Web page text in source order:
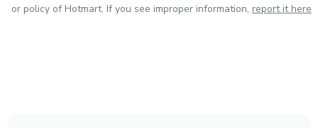
Segurança do Trabalho.
or policy of Hotmart. If you see improper information, report it here